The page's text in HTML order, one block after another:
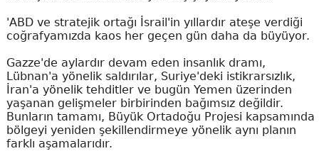
'ABD ve stratejik ortağı İsrail'in yıllardır ateşe verdiği
coğrafyamızda kaos her geçen gün daha da büyüyor.
Gazze'de aylardır devam eden insanlık dramı,
Lübnan'a yönelik saldırılar, Suriye'deki istikrarsızlık,
İran'a yönelik tehditler ve bugün Yemen üzerinden
yaşanan gelişmeler birbirinden bağımsız değildir.
Bunların tamamı, Büyük Ortadoğu Projesi kapsamında
bölgeyi yeniden şekillendirmeye yönelik aynı planın
farklı aşamalarıdır.